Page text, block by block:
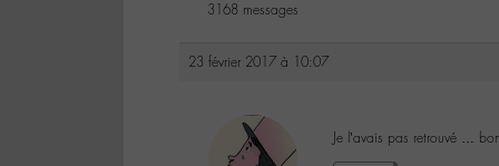
3168 messages
23 février 2017 à 10:07
Je l’avais pas retrouvé …